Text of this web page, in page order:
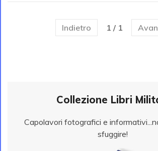
Indietro 1 / 1
Collezione Libri
Capolavori fotografici e
sfuggire!